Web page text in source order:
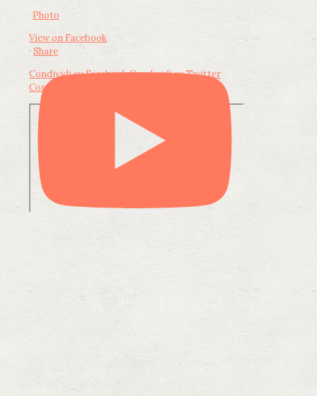
Photo
View on Facebook
· Share
Condividi su FacebookCondividi su Twitter
Condividi su LinkedIn